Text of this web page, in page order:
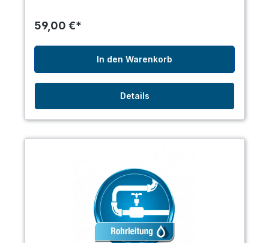
59,00 €*
In den Warenkorb
Details